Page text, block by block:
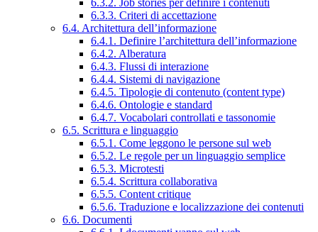
6.3.2. Job stories per definire i contenuti
6.3.3. Criteri di accettazione
6.4. Architettura dell’informazione
6.4.1. Definire l’architettura dell’informazione
6.4.2. Alberatura
6.4.3. Flussi di interazione
6.4.4. Sistemi di navigazione
6.4.5. Tipologie di contenuto (content type)
6.4.6. Ontologie e standard
6.4.7. Vocabolari controllati e tassonomie
6.5. Scrittura e linguaggio
6.5.1. Come leggono le persone sul web
6.5.2. Le regole per un linguaggio semplice
6.5.3. Microtesti
6.5.4. Scrittura collaborativa
6.5.5. Content critique
6.5.6. Traduzione e localizzazione dei contenuti
6.6. Documenti